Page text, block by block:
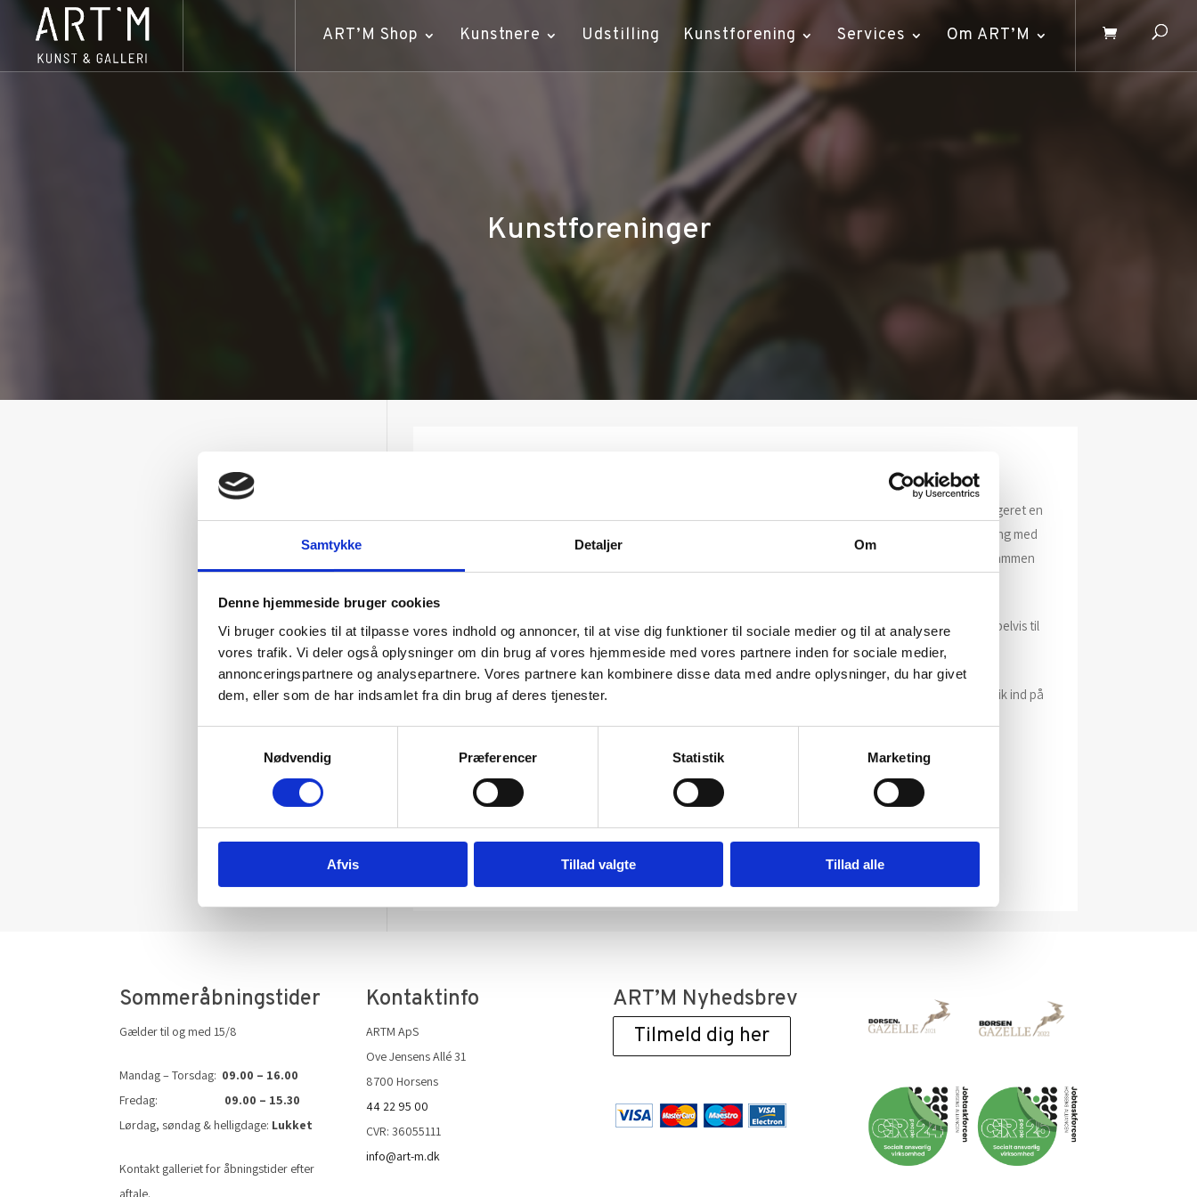
Samtykke Detaljer Om
Denne hjemmeside bruger cookies
Vi bruger cookies til at tilpasse vores indhold og annoncer, til at vise dig funktioner til sociale medier og til at analysere
vores trafik. Vi deler også oplysninger om din brug af vores hjemmeside med vores partnere inden for sociale medier,
annonceringspartnere og analysepartnere. Vores partnere kan kombinere disse data med andre oplysninger, du har givet
dem, eller som de har indsamlet fra din brug af deres tjenester.
Nødvendig
Præferencer Statistik Marketing
Afvis Tillad valgte Tillad alle
ART’M Shop Kunstnere Udstilling Kunstforening Services Om ART’M
Kunstforeninger
Vi arrangerer også gerne udstillinger uden for vores galleri, og Kunstforeninger kan sagtens få arrangeret en
udstilling i jeres forening. En udstilling i jeres kunstforening kunne eksempelvis være en separatudstilling med
en af vores faste kunstnere, eller en blandet udstilling, som kan bestå af 3-4 kunstneres værker, sat sammen
Vi holder også gerne kundearrangementer hvor jeres kunstforening kan besøge vores galleri, eksempelvis til
et møde med en kunstner eller et foredrag.
Hos ART’M Kunst og Galleri samarbejder vi med en bred vifte af danske og udenlandske kunstnere. Klik ind på
Betingelser
ART’M Kunst og Galleri sørger for udbringning og afhentning af udstillingen
Med udstillingen følger en værkliste med overblik over kunster, værker og priser
Sommeråbningstider
Gælder til og med 15/8
Mandag – Torsdag: 09.00 – 16.00
Fredag: 09.00 – 15.30
Lørdag, søndag & helligdage: Lukket
Kontakt galleriet for åbningstider efter
aftale.
Kontaktinfo
ARTM ApS
Ove Jensens Allé 31
8700 Horsens
44 22 95 00
CVR: 36055111
info@art-m.dk
ART’M Nyhedsbrev
Tilmeld dig her